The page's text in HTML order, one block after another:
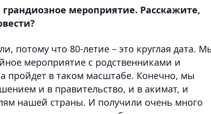
мероприятие. Расскажите,
потому что 80-летие – это круглая дата.
мероприятие с родственниками и
пройдет в таком масштабе. Конечно, мы
и в правительство, и в акимат, и
нашей страны. И получили очень много